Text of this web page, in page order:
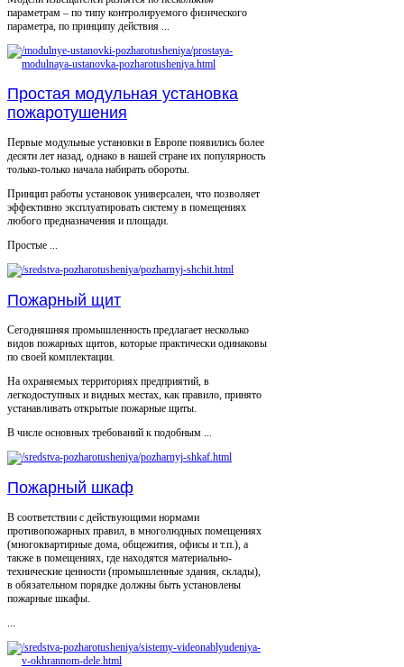
параметрам – по типу контролируемого физического
параметра, по принципу действия ...
Простая модульная установка
пожаротушения
Первые модульные установки в Европе появились более
десяти лет назад, однако в нашей стране их популярность
только-только начала набирать обороты.
Принцип работы установок универсален, что позволяет
эффективно эксплуатировать систему в помещениях
любого предназначения и площади.
Простые ...
Пожарный щит
Сегодняшняя промышленность предлагает несколько
видов пожарных щитов, которые практически одинаковы
по своей комплектации.
На охраняемых территориях предприятий, в
легкодоступных и видных местах, как правило, принято
устанавливать открытые пожарные щиты.
В числе основных требований к подобным ...
Пожарный шкаф
В соответствии с действующими нормами
противопожарных правил, в многолюдных помещениях
(многоквартирные дома, общежития, офисы и т.п.), а
также в помещениях, где находятся материально-
технические ценности (промышленные здания, склады),
в обязательном порядке должны быть установлены
пожарные шкафы.
...